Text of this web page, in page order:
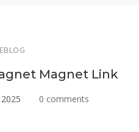
Magnet Link
0 comments